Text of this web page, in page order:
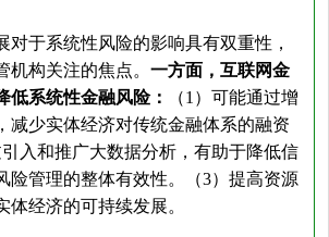
对于系统性风险的影响具有双重性，
机构关注的焦点。 一方面，互联网金
低系统性金融风险：
（1）可能通过增
减少实体经济对传统金融体系的融资
入和推广大数据分析，有助于降低信
险管理的整体有效性。（3）提高资源
体经济的可持续发展。